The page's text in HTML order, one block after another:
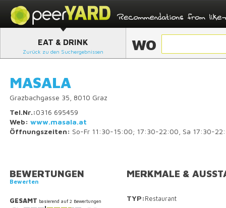
EAT & DRINK
Zurück zu den Suchergebnissen WO
MASALA
Grazbachgasse 35, 8010 Graz
Tel.Nr.:0316 695459
Web: www.masala.at
Öffnungszeiten: So-Fr 11:30-15:00; 17:30-22:00, Sa 17:30-
BEWERTUNGEN
Bewerten
GESAMT basierend auf 2 Bewertungen
MERKMALE &
TYP: Restaurant